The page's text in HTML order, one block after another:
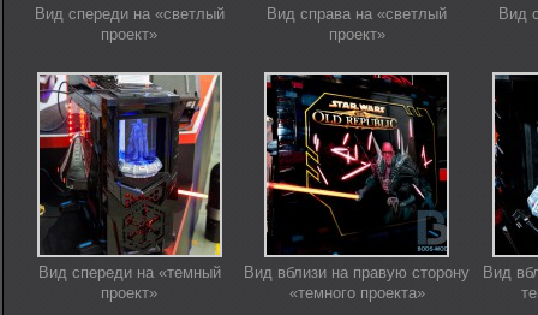
Вид спереди на «светлый
проект»
Вид справа на «светлый
проект»
Вид
Вид спереди на «темный
проект»
Вид вблизи на правую сторону
«темного проекта»
Вид